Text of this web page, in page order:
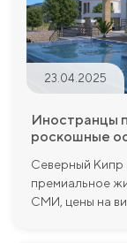
23.04.2025
Иностранцы
роскошные
Северный Кипр
премиальное
СМИ, цены на